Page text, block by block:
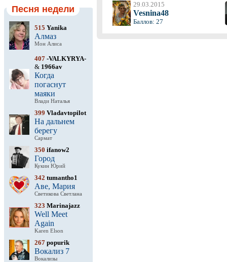
Песня недели
515 Yanika
Алмаз
Мон Алиса
407 -VALKYRYA-
& 1966av
Когда
погаснут
маяки
Влади Наталья
399 Vladavtopilot
На дальнем
берегу
Сармат
350 ifanow2
Город
Кукин Юрий
342 tumantho1
Аве, Мария
Светикова Светлана
323 Marinajazz
Well Meet
Again
Karen Elson
267 popurik
Вокализ 7
Вокализы
29.03.2015
Vesnina48
Баллов: 27